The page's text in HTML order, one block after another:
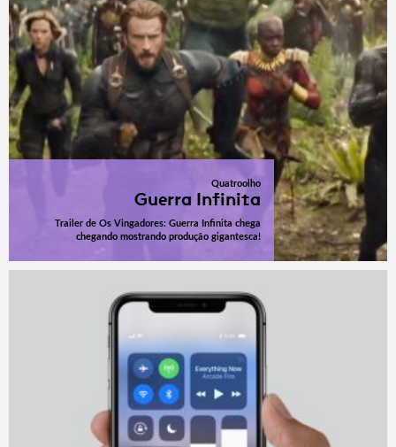
Quatroolho
Guerra Infinita
Trailer de Os Vingadores: Guerra Infinita chega
chegando mostrando produção gigantesca!